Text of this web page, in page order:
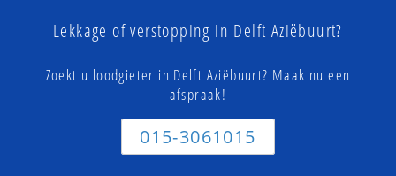
Lekkage of verstopping in Delft Aziëbuurt?
Zoekt u loodgieter in Delft Aziëbuurt? Maak nu een
afspraak!
015-3061015